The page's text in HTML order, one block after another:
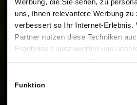
Werbung, die Sie sehen, zu
uns, Ihnen relevantere Werbung zu
verbessert so Ihr Internet-Erlebnis.
Partner nutzen diese Techniken
Ergebnisse auszuwerten und
Technologien.
Funktion